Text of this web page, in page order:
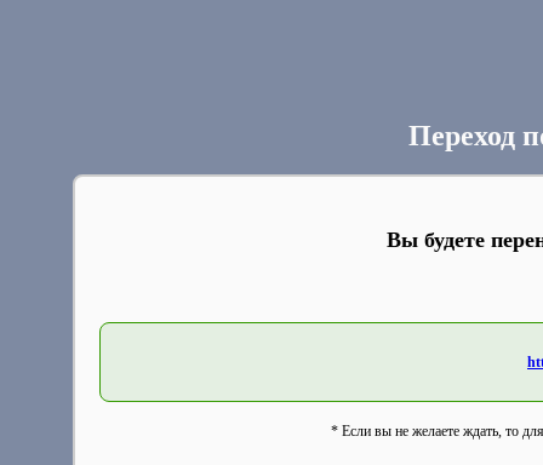
Переход
Вы будете
* Если вы не желаете ждать, то